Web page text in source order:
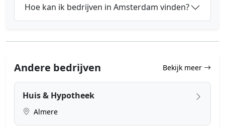
Hoe kan ik bedrijven in Amsterdam vinden?
Andere bedrijven Bekijk meer
Huis & Hypotheek
Almere